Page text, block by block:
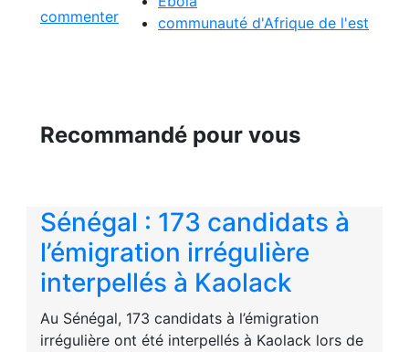
commenter
communauté d'Afrique de l'est
Recommandé pour vous
Sénégal : 173 candidats à
l’émigration irrégulière
interpellés à Kaolack
Au Sénégal, 173 candidats à l’émigration
irrégulière ont été interpellés à Kaolack lors de